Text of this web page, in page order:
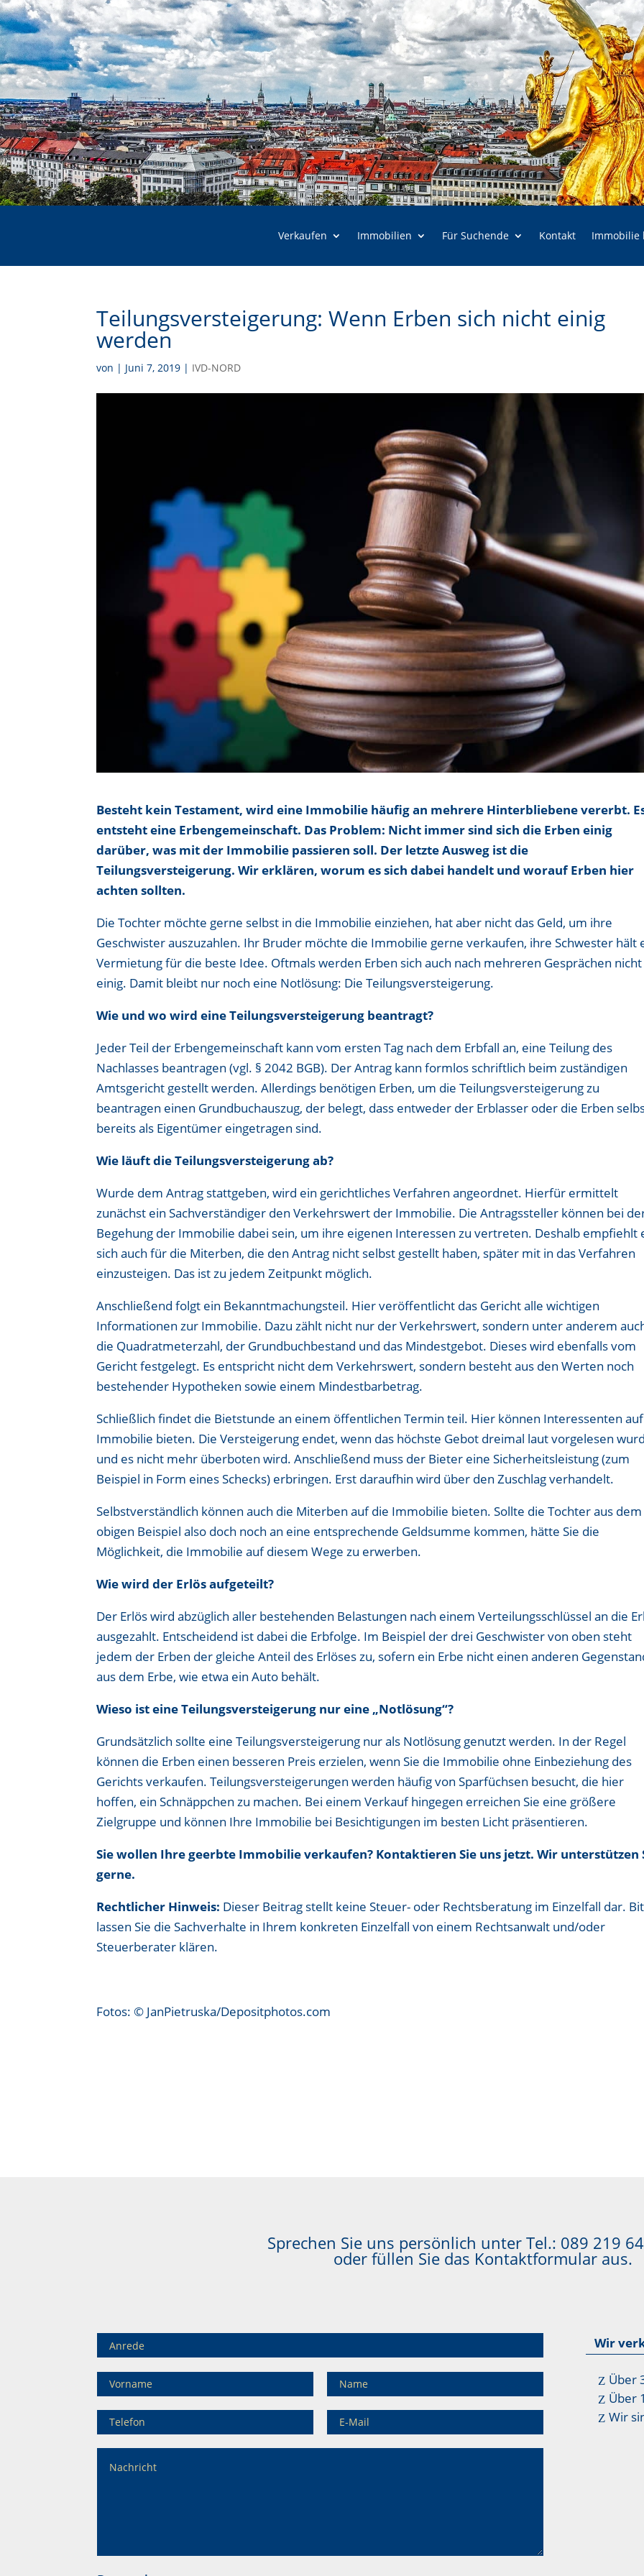
Verkaufen Immobilien Für Suchende Kontakt Immobilie
Teilungsversteigerung: Wenn Erben sich nicht einig
werden
von | Juni 7, 2019 | IVD-NORD
Besteht kein Testament, wird eine Immobilie häufig an mehrere Hinterbliebene vererbt.
entsteht eine Erbengemeinschaft. Das Problem: Nicht immer sind sich die Erben einig
darüber, was mit der Immobilie passieren soll. Der letzte Ausweg ist die
Teilungsversteigerung. Wir erklären, worum es sich dabei handelt und worauf Erben hier
achten sollten.
Die Tochter möchte gerne selbst in die Immobilie einziehen, hat aber nicht das Geld, um ihre
Geschwister auszuzahlen. Ihr Bruder möchte die Immobilie gerne verkaufen, ihre Schwester hält
Vermietung für die beste Idee. Oftmals werden Erben sich auch nach mehreren Gesprächen nicht
einig. Damit bleibt nur noch eine Notlösung: Die Teilungsversteigerung.
Wie und wo wird eine Teilungsversteigerung beantragt?
Jeder Teil der Erbengemeinschaft kann vom ersten Tag nach dem Erbfall an, eine Teilung des
Nachlasses beantragen (vgl. § 2042 BGB). Der Antrag kann formlos schriftlich beim zuständigen
Amtsgericht gestellt werden. Allerdings benötigen Erben, um die Teilungsversteigerung zu
beantragen einen Grundbuchauszug, der belegt, dass entweder der Erblasser oder die Erben
bereits als Eigentümer eingetragen sind.
Wie läuft die Teilungsversteigerung ab?
Wurde dem Antrag stattgeben, wird ein gerichtliches Verfahren angeordnet. Hierfür ermittelt
zunächst ein Sachverständiger den Verkehrswert der Immobilie. Die Antragssteller können bei
Begehung der Immobilie dabei sein, um ihre eigenen Interessen zu vertreten. Deshalb empfiehlt
sich auch für die Miterben, die den Antrag nicht selbst gestellt haben, später mit in das Verfahren
einzusteigen. Das ist zu jedem Zeitpunkt möglich.
Anschließend folgt ein Bekanntmachungsteil. Hier veröffentlicht das Gericht alle wichtigen
Informationen zur Immobilie. Dazu zählt nicht nur der Verkehrswert, sondern unter anderem
die Quadratmeterzahl, der Grundbuchbestand und das Mindestgebot. Dieses wird ebenfalls vom
Gericht festgelegt. Es entspricht nicht dem Verkehrswert, sondern besteht aus den Werten noch
bestehender Hypotheken sowie einem Mindestbarbetrag.
Schließlich findet die Bietstunde an einem öffentlichen Termin teil. Hier können Interessenten
Immobilie bieten. Die Versteigerung endet, wenn das höchste Gebot dreimal laut vorgelesen
und es nicht mehr überboten wird. Anschließend muss der Bieter eine Sicherheitsleistung (zum
Beispiel in Form eines Schecks) erbringen. Erst daraufhin wird über den Zuschlag verhandelt.
Selbstverständlich können auch die Miterben auf die Immobilie bieten. Sollte die Tochter aus dem
obigen Beispiel also doch noch an eine entsprechende Geldsumme kommen, hätte Sie die
Möglichkeit, die Immobilie auf diesem Wege zu erwerben.
Wie wird der Erlös aufgeteilt?
Der Erlös wird abzüglich aller bestehenden Belastungen nach einem Verteilungsschlüssel an die
ausgezahlt. Entscheidend ist dabei die Erbfolge. Im Beispiel der drei Geschwister von oben steht
jedem der Erben der gleiche Anteil des Erlöses zu, sofern ein Erbe nicht einen anderen
aus dem Erbe, wie etwa ein Auto behält.
Wieso ist eine Teilungsversteigerung nur eine „Notlösung“?
Grundsätzlich sollte eine Teilungsversteigerung nur als Notlösung genutzt werden. In der Regel
können die Erben einen besseren Preis erzielen, wenn Sie die Immobilie ohne Einbeziehung des
Gerichts verkaufen. Teilungsversteigerungen werden häufig von Sparfüchsen besucht, die hier
hoffen, ein Schnäppchen zu machen. Bei einem Verkauf hingegen erreichen Sie eine größere
Zielgruppe und können Ihre Immobilie bei Besichtigungen im besten Licht präsentieren.
Sie wollen Ihre geerbte Immobilie verkaufen? Kontaktieren Sie uns jetzt. Wir unterstützen
gerne.
Rechtlicher Hinweis: Dieser Beitrag stellt keine Steuer- oder Rechtsberatung im Einzelfall dar.
lassen Sie die Sachverhalte in Ihrem konkreten Einzelfall von einem Rechtsanwalt und/oder
Steuerberater klären.
Fotos: © JanPietruska/Depositphotos.com
Sprechen Sie uns persönlich unter Tel.: 089 219
oder füllen Sie das Kontaktformular aus.
Wir
Über
Über
Wir